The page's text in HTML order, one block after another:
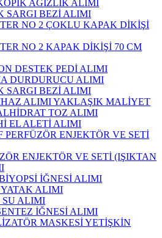
AĞIZLIK ALIMI
SARGI BEZİ ALIMI
NO 2 ÇOKLU KAPAK DİKİŞİ
NO 2 KAPAK DİKİŞİ 70 CM
DESTEK PEDİ ALIMI
DURDURUCU ALIMI
SARGI BEZİ ALIMI
ALIMI YAKLAŞIK MALİYET
TOZ ALIMI
EL ALETİ ALIMI
PERFÜZÖR ENJEKTÖR VE SETİ
ENJEKTÖR VE SETİ (IŞIKTAN
İĞNESİ ALIMI
ALIMI
SU ALIMI
İĞNESİ ALIMI
MASKESİ YETİŞKİN